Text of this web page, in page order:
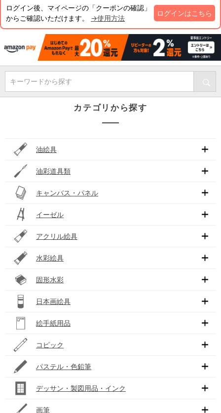
ログイン後、マイページの「クーポンの確認」
からご確認いただけます。 →使用方法
ログインはこちら
キーワードから探す
カテゴリから探す
油絵具
油彩道具類
キャンバス・パネル
イーゼル
アクリル絵具
水彩絵具
固形水彩
日本画絵具
絵手紙用品
コピック
パステル・色鉛筆
デッサン・製図用品・インク
画筆